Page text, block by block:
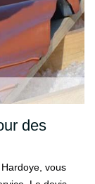
des
vous